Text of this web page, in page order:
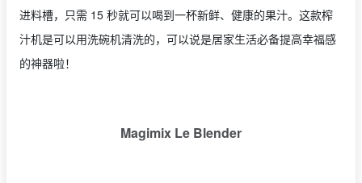
进料槽，只需 15 秒就可以喝到一杯新鲜、健康的果汁。这款榨
汁机是可以用洗碗机清洗的，可以说是居家生活必备提高幸福感
的神器啦！
Magimix Le Blender